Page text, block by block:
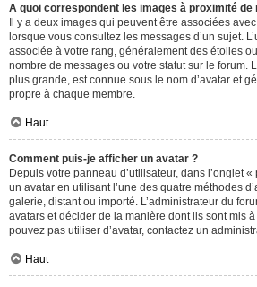
A quoi correspondent les images à proximité de
Il y a deux images qui peuvent être associées
lorsque vous consultez les messages d’un sujet.
associée à votre rang, généralement des étoiles
nombre de messages ou votre statut sur le forum.
plus grande, est connue sous le nom d’avatar et
propre à chaque membre.
Haut
Comment puis-je afficher un avatar ?
Depuis votre panneau d’utilisateur, dans l’onglet
un avatar en utilisant l’une des quatre méthodes
galerie, distant ou importé. L’administrateur du
avatars et décider de la manière dont ils sont mis
pouvez pas utiliser d’avatar, contactez un
Haut